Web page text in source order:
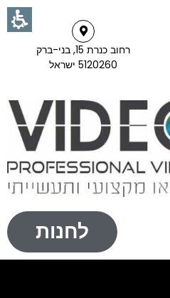
רחוב כנרת 15, בני-ברק
5120260 ישראל
לחנות